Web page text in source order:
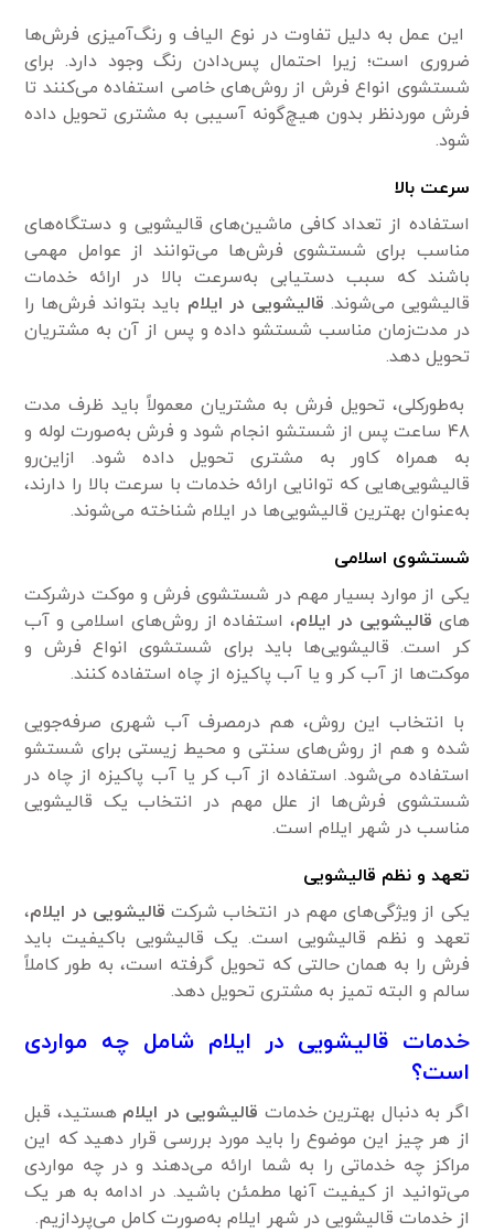
این عمل به دلیل تفاوت در نوع الیاف و رنگ‌آمیزی فرش‌ها
ضروری است؛ زیرا احتمال پس‌دادن رنگ وجود دارد. برای
شستشوی انواع فرش از روش‌های خاصی استفاده می‌کنند تا
فرش موردنظر بدون هیچ‌گونه آسیبی به مشتری تحویل داده
شود.
سرعت بالا
استفاده از تعداد کافی ماشین‌های قالیشویی و دستگاه‌های
مناسب برای شستشوی فرش‌ها می‌توانند از عوامل مهمی
باشند که سبب دستیابی به‌سرعت بالا در ارائه خدمات
قالیشویی می‌شوند. قالیشویی در ایلام باید بتواند فرش‌ها را
در مدت‌زمان مناسب شستشو داده و پس از آن به مشتریان
تحویل دهد.
به‌طورکلی، تحویل فرش به مشتریان معمولاً باید ظرف مدت
۴۸ ساعت پس از شستشو انجام شود و فرش به‌صورت لوله و
به همراه کاور به مشتری تحویل داده شود. ازاین‌رو
قالیشویی‌هایی که توانایی ارائه خدمات با سرعت بالا را دارند،
به‌عنوان بهترین قالیشویی‌ها در ایلام شناخته می‌شوند.
شستشوی اسلامی
یکی از موارد بسیار مهم در شستشوی فرش و موکت درشرکت
های قالیشویی در ایلام، استفاده از روش‌های اسلامی و آب
کر است. قالیشویی‌ها باید برای شستشوی انواع فرش و
موکت‌ها از آب کر و یا آب پاکیزه از چاه استفاده کنند.
با انتخاب این روش، هم درمصرف آب شهری صرفه‌جویی
شده و هم از روش‌های سنتی و محیط زیستی برای شستشو
استفاده می‌شود. استفاده از آب کر یا آب پاکیزه از چاه در
شستشوی فرش‌ها از علل مهم در انتخاب یک قالیشویی
مناسب در شهر ایلام است.
تعهد و نظم قالیشویی
یکی از ویژگی‌های مهم در انتخاب شرکت قالیشویی در ایلام،
تعهد و نظم قالیشویی است. یک قالیشویی باکیفیت باید
فرش را به همان حالتی که تحویل گرفته است، به طور کاملاً
سالم و البته تمیز به مشتری تحویل دهد.
خدمات قالیشویی در ایلام شامل چه مواردی
است؟
اگر به دنبال بهترین خدمات قالیشویی در ایلام هستید، قبل
از هر چیز این موضوع را باید مورد بررسی قرار دهید که این
مراکز چه خدماتی را به شما ارائه می‌دهند و در چه مواردی
می‌توانید از کیفیت آنها مطمئن باشید. در ادامه به هر یک
از خدمات قالیشویی در شهر ایلام به‌صورت کامل می‌پردازیم.